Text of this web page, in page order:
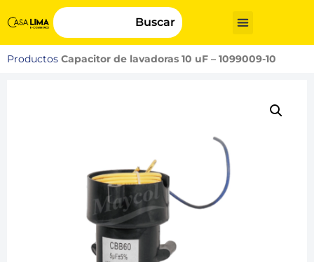
Buscar
Productos Capacitor de lavadoras 10 uF – 1099009-10